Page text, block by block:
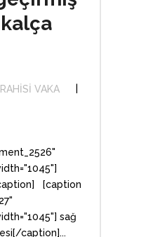
VAKA
[caption
sağ
caption]...